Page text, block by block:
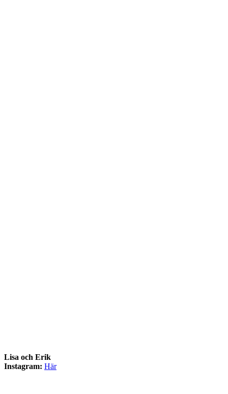
Lisa och Erik
Instagram: Här